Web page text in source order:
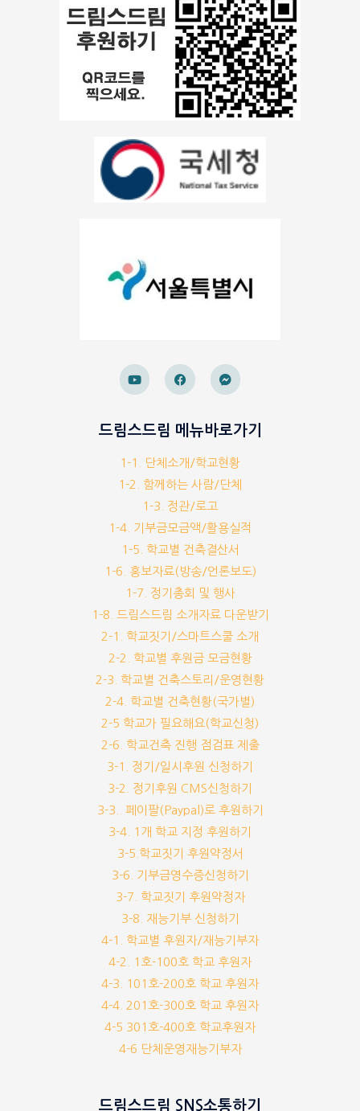
드림스드림 메뉴바로가기
1-1. 단체소개/학교현황
1-2. 함께하는 사람/단체
1-3. 정관/로고
1-4. 기부금모금액/활용실적
1-5. 학교별 건축결산서
1-6. 홍보자료(방송/언론보도)
1-7. 정기총회 및 행사
1-8. 드림스드림 소개자료 다운받기
2-1. 학교짓기/스마트스쿨 소개
2-2. 학교별 후원금 모금현황
2-3. 학교별 건축스토리/운영현황
2-4. 학교별 건축현황(국가별)
2-5 학교가 필요해요(학교신청)
2-6. 학교건축 진행 점검표 제출
3-1. 정기/일시후원 신청하기
3-2. 정기후원 CMS신청하기
3-3.. 페이팔(Paypal)로 후원하기
3-4. 1개 학교 지정 후원하기
3-5.학교짓기 후원약정서
3-6. 기부금영수증신청하기
3-7. 학교짓기 후원약정자
3-8. 재능기부 신청하기
4-1. 학교별 후원자/재능기부자
4-2. 1호-100호 학교 후원자
4-3. 101호-200호 학교 후원자
4-4. 201호-300호 학교 후원자
4-5 301호-400호 학교후원자
4-6 단체운영재능기부자
드림스드림 SNS소통하기